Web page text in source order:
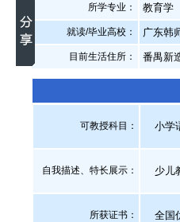
所学专业： 教育学
就读/毕业高校： 广东韩
目前生活住所： 番禺新
可教授科目： 小学
自我描述、特长展示 ： 少儿
所获证书 ： 全国